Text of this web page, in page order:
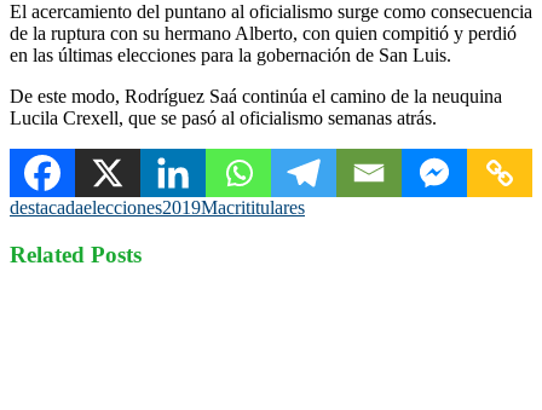
El acercamiento del puntano al oficialismo surge como consecuencia
de la ruptura con su hermano Alberto, con quien compitió y perdió
en las últimas elecciones para la gobernación de San Luis.
De este modo, Rodríguez Saá continúa el camino de la neuquina
Lucila Crexell, que se pasó al oficialismo semanas atrás.
destacadaelecciones2019Macrititulares
Related Posts